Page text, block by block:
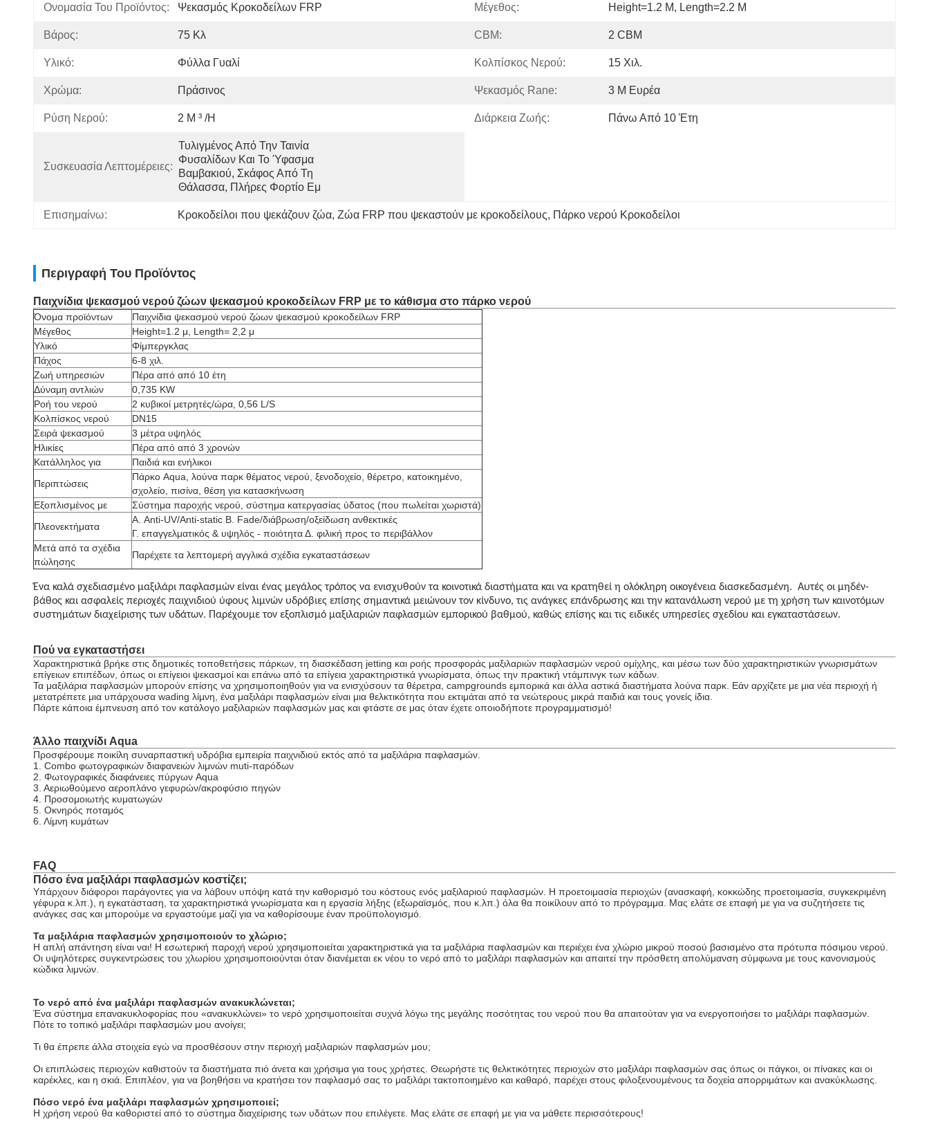
Ονομασία Του Προϊόντος: Ψεκασμός Κροκοδείλων FRP Μέγεθος: Height=1.2 Μ, Length=2.2 Μ
Βάρος: 75 Κλ CBM: 2 CBM
Υλικό: Φύλλα Γυαλί Κολπίσκος Νερού: 15 Χιλ.
Χρώμα: Πράσινος Ψεκασμός Rane: 3 Μ Ευρέα
Ρύση Νερού: 2 Μ ³ /h Διάρκεια Ζωής: Πάνω Από 10 Έτη
Συσκευασία Λεπτομέρειες:
Τυλιγμένος Από Την Ταινία
Φυσαλίδων Και Το Ύφασμα
Βαμβακιού, Σκάφος Από Τη
Θάλασσα, Πλήρες Φορτίο Εμ
Επισημαίνω: Κροκοδείλοι που ψεκάζουν ζώα, Ζώα FRP που ψεκαστούν με κροκοδείλους, Πάρκο νερού Κροκοδείλοι
Περιγραφή Του Προϊόντος
Παιχνίδια ψεκασμού νερού ζώων ψεκασμού κροκοδείλων FRP με το κάθισμα στο πάρκο νερού
Όνομα προϊόντων
Παιχνίδια ψεκασμού νερού ζώων ψεκασμού κροκοδείλων FRP
Μέγεθος
Height=1.2 μ, Length= 2,2 μ
Υλικό
Φίμπεργκλας
Πάχος
6-8 χιλ.
Ζωή υπηρεσιών
Πέρα από από 10 έτη
Δύναμη αντλιών
0,735 KW
Ροή του νερού
2 κυβικοί μετρητές/ώρα, 0,56 L/S
Κολπίσκος νερού
DN15
Σειρά ψεκασμού
3 μέτρα υψηλός
Ηλικίες
Πέρα από από 3 χρονών
Κατάλληλος για
Παιδιά και ενήλικοι
Περιπτώσεις
Πάρκο Aqua, λούνα παρκ θέματος νερού, ξενοδοχείο, θέρετρο, κατοικημένο,
σχολείο, πισίνα, θέση για κατασκήνωση
Εξοπλισμένος με
Σύστημα παροχής νερού, σύστημα κατεργασίας ύδατος (που πωλείται χωριστά)
Πλεονεκτήματα
Α. Anti-UV/Anti-static Β. Fade/διάβρωση/οξείδωση ανθεκτικές
Γ. επαγγελματικός & υψηλός - ποιότητα Δ. φιλική προς το περιβάλλον
Μετά από τα σχέδια
πώλησης
Παρέχετε τα λεπτομερή αγγλικά σχέδια εγκαταστάσεων
Ένα καλά σχεδιασμένο μαξιλάρι παφλασμών είναι ένας μεγάλος τρόπος να ενισχυθούν τα κοινοτικά διαστήματα και να κρατηθεί η ολόκληρη οικογένεια διασκεδασμένη. Αυτές οι μηδέν-
βάθος και ασφαλείς περιοχές παιχνιδιού ύφους λιμνών υδρόβιες επίσης σημαντικά μειώνουν τον κίνδυνο, τις ανάγκες επάνδρωσης και την κατανάλωση νερού με τη χρήση των καινοτόμων
συστημάτων διαχείρισης των υδάτων. Παρέχουμε τον εξοπλισμό μαξιλαριών παφλασμών εμπορικού βαθμού, καθώς επίσης και τις ειδικές υπηρεσίες σχεδίου και εγκαταστάσεων.
Πού να εγκαταστήσει
Χαρακτηριστικά βρήκε στις δημοτικές τοποθετήσεις πάρκων, τη διασκέδαση jetting και ροής προσφοράς μαξιλαριών παφλασμών νερού ομίχλης, και μέσω των δύο χαρακτηριστικών γνωρισμάτων
επίγειων επιπέδων, όπως οι επίγειοι ψεκασμοί και επάνω από τα επίγεια χαρακτηριστικά γνωρίσματα, όπως την πρακτική ντάμπινγκ των κάδων.
Τα μαξιλάρια παφλασμών μπορούν επίσης να χρησιμοποιηθούν για να ενισχύσουν τα θέρετρα, campgrounds εμπορικά και άλλα αστικά διαστήματα λούνα παρκ. Εάν αρχίζετε με μια νέα περιοχή ή
μετατρέπετε μια υπάρχουσα wading λίμνη, ένα μαξιλάρι παφλασμών είναι μια θελκτικότητα που εκτιμάται από τα νεώτερους μικρά παιδιά και τους γονείς ίδια.
Πάρτε κάποια έμπνευση από τον κατάλογο μαξιλαριών παφλασμών μας και φτάστε σε μας όταν έχετε οποιοδήποτε προγραμματισμό!
Άλλο παιχνίδι Aqua
Προσφέρουμε ποικίλη συναρπαστική υδρόβια εμπειρία παιχνιδιού εκτός από τα μαξιλάρια παφλασμών.
1. Combo φωτογραφικών διαφανειών λιμνών muti-παρόδων
2. Φωτογραφικές διαφάνειες πύργων Aqua
3. Αεριωθούμενο αεροπλάνο γεφυρών/ακροφύσιο πηγών
4. Προσομοιωτής κυματωγών
5. Οκνηρός ποταμός
6. Λίμνη κυμάτων
FAQ
Πόσο ένα μαξιλάρι παφλασμών κοστίζει;
Υπάρχουν διάφοροι παράγοντες για να λάβουν υπόψη κατά την καθορισμό του κόστους ενός μαξιλαριού παφλασμών. Η προετοιμασία περιοχών (ανασκαφή, κοκκώδης προετοιμασία, συγκεκριμένη
γέφυρα κ.λπ.), η εγκατάσταση, τα χαρακτηριστικά γνωρίσματα και η εργασία λήξης (εξωραϊσμός, που κ.λπ.) όλα θα ποικίλουν από το πρόγραμμα. Μας ελάτε σε επαφή με για να συζητήσετε τις
ανάγκες σας και μπορούμε να εργαστούμε μαζί για να καθορίσουμε έναν προϋπολογισμό.
Τα μαξιλάρια παφλασμών χρησιμοποιούν το χλώριο;
Η απλή απάντηση είναι ναι! Η εσωτερική παροχή νερού χρησιμοποιείται χαρακτηριστικά για τα μαξιλάρια παφλασμών και περιέχει ένα χλώριο μικρού ποσού βασισμένο στα πρότυπα πόσιμου νερού.
Οι υψηλότερες συγκεντρώσεις του χλωρίου χρησιμοποιούνται όταν διανέμεται εκ νέου το νερό από το μαξιλάρι παφλασμών και απαιτεί την πρόσθετη απολύμανση σύμφωνα με τους κανονισμούς
κώδικα λιμνών.
Το νερό από ένα μαξιλάρι παφλασμών ανακυκλώνεται;
Ένα σύστημα επανακυκλοφορίας που «ανακυκλώνει» το νερό χρησιμοποιείται συχνά λόγω της μεγάλης ποσότητας του νερού που θα απαιτούταν για να ενεργοποιήσει το μαξιλάρι παφλασμών.
Πότε το τοπικό μαξιλάρι παφλασμών μου ανοίγει;
Τι θα έπρεπε άλλα στοιχεία εγώ να προσθέσουν στην περιοχή μαξιλαριών παφλασμών μου;
Οι επιπλώσεις περιοχών καθιστούν τα διαστήματα πιό άνετα και χρήσιμα για τους χρήστες. Θεωρήστε τις θελκτικότητες περιοχών στο μαξιλάρι παφλασμών σας όπως οι πάγκοι, οι πίνακες και οι
καρέκλες, και η σκιά. Επιπλέον, για να βοηθήσει να κρατήσει τον παφλασμό σας το μαξιλάρι τακτοποιημένο και καθαρό, παρέχει στους φιλοξενουμένους τα δοχεία απορριμάτων και ανακύκλωσης.
Πόσο νερό ένα μαξιλάρι παφλασμών χρησιμοποιεί;
Η χρήση νερού θα καθοριστεί από το σύστημα διαχείρισης των υδάτων που επιλέγετε. Μας ελάτε σε επαφή με για να μάθετε περισσότερους!